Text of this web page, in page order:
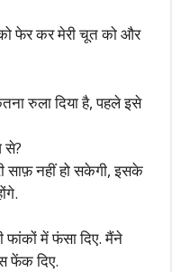
फेर कर मेरी चूत को और
रुला दिया है, पहले इसे
से?
साफ़ नहीं हो सकेगी, इसके
फांकों में फंसा दिए. मैंने
फेंक दिए.